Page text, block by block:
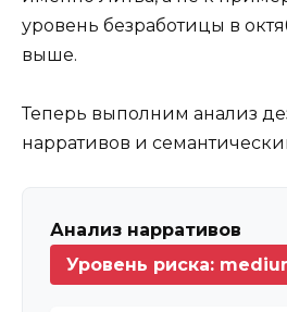
уровень безработицы в
выше.
Теперь выполним анализ
нарративов и
Анализ нарративов
Уровень риска: